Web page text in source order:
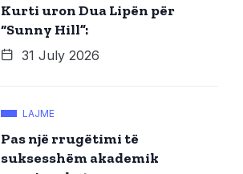
Kurti uron Dua Lipën për
“Sunny Hill”:
31 July 2026
LAJME
Pas një rrugëtimi të
suksesshëm akademik